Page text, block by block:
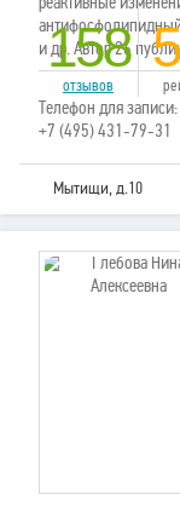
и др. Автор 26
158
отзывов
5
Телефон для записи:
+7 (495) 431-79-31
Мытищи, д.10